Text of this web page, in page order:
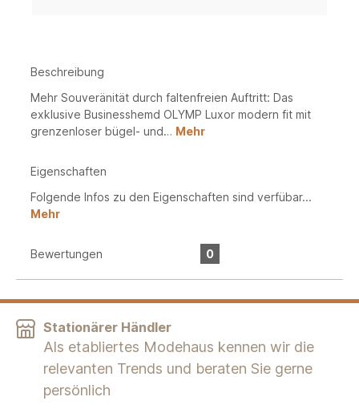
Beschreibung
Mehr Souveränität durch faltenfreien Auftritt: Das
exklusive Businesshemd OLYMP Luxor modern fit mit
grenzenloser bügel- und… Mehr
Eigenschaften
Folgende Infos zu den Eigenschaften sind verfübar...
Mehr
Bewertungen 0
Stationärer Händler
Als etabliertes Modehaus kennen wir die
relevanten Trends und beraten Sie gerne
persönlich